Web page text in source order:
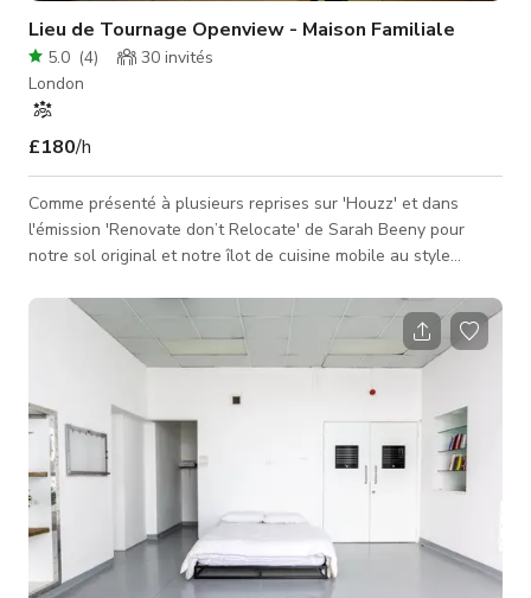
Lieu de Tournage Openview - Maison Familiale
5.0 (4) 30 invités
London
£180/h
Comme présenté à plusieurs reprises sur 'Houzz' et dans
l'émission 'Renovate don’t Relocate' de Sarah Beeny pour
notre sol original et notre îlot de cuisine mobile au style
clips musicaux et séances photo, ayant été utilisée pour de
nombreux projets dont ITN Productions pour Channel 4,
Thames TV et autrefois une publicité pour la soupe Heinz.
Notre maison éclectique et colorée des années 1930, remise à
jour, située